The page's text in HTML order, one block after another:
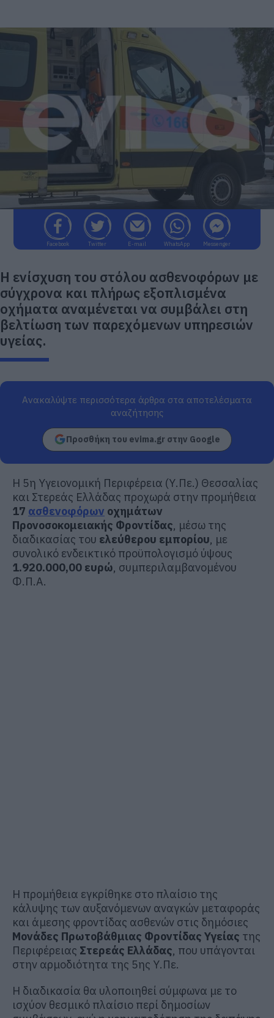
Facebook Twitter E-mail WhatsApp Messenger
Η ενίσχυση του στόλου ασθενοφόρων με
σύγχρονα και πλήρως εξοπλισμένα
οχήματα αναμένεται να συμβάλει στη
βελτίωση των παρεχόμενων υπηρεσιών
υγείας.
Ανακαλύψτε περισσότερα άρθρα στα αποτελέσματα
αναζήτησης
Προσθήκη του evima.gr στην Google
Η 5η Υγειονομική Περιφέρεια (Υ.Πε.) Θεσσαλίας
και Στερεάς Ελλάδας προχωρά στην προμήθεια
17 ασθενοφόρων οχημάτων
Προνοσοκομειακής Φροντίδας, μέσω της
διαδικασίας του ελεύθερου εμπορίου, με
συνολικό ενδεικτικό προϋπολογισμό ύψους
1.920.000,00 ευρώ, συμπεριλαμβανομένου
Φ.Π.Α.
Η προμήθεια εγκρίθηκε στο πλαίσιο της
κάλυψης των αυξανόμενων αναγκών μεταφοράς
και άμεσης φροντίδας ασθενών στις δημόσιες
Μονάδες Πρωτοβάθμιας Φροντίδας Υγείας της
Περιφέρειας Στερεάς Ελλάδας, που υπάγονται
στην αρμοδιότητα της 5ης Υ.Πε.
Η διαδικασία θα υλοποιηθεί σύμφωνα με το
ισχύον θεσμικό πλαίσιο περί δημοσίων